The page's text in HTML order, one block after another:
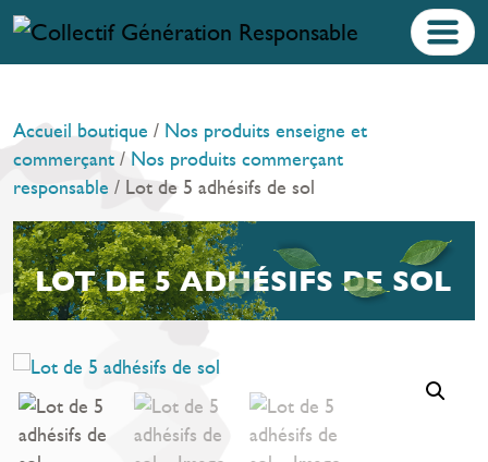
Accueil boutique / Nos produits enseigne et
commerçant / Nos produits commerçant
responsable / Lot de 5 adhésifs de sol
LOT DE 5 ADHÉSIFS DE SOL